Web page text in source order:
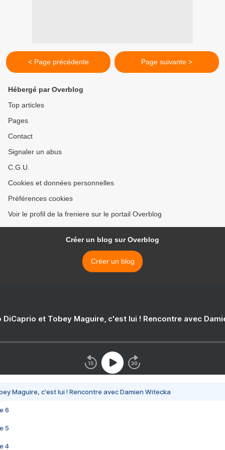
< Page précédente Page suivante >
Hébergé par Overblog
Top articles
Pages
Contact
Signaler un abus
C.G.U.
Cookies et données personnelles
Préférences cookies
Voir le profil de la freniere sur le portail Overblog
Créer un blog sur Overblog
Créer un blog
DiCaprio et Tobey Maguire, c'est lui ! Rencontre avec
Maguire, c'est lui ! Rencontre avec Damien Witecka
6
5
4